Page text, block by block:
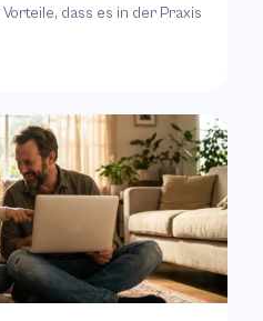
dass es in der Praxis